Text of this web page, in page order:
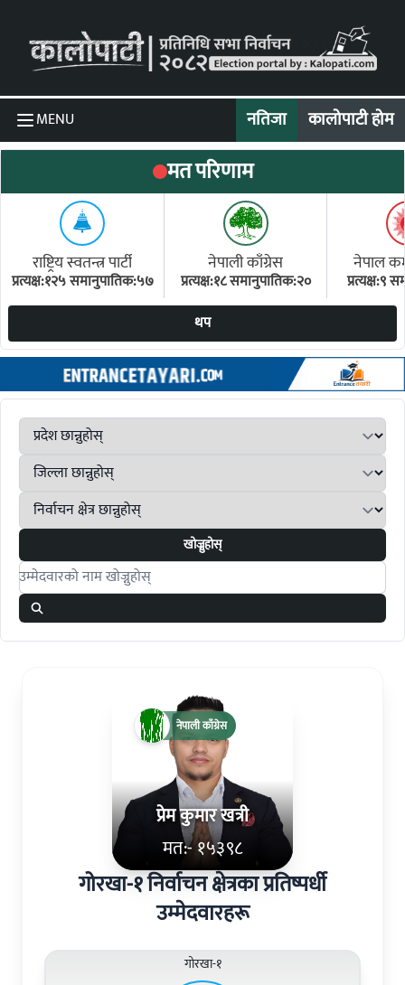
MENU नतिजा कालोपाटी होम
मत परिणाम
राष्ट्रिय स्वतन्त्र पार्टी
प्रत्यक्ष:१२५ समानुपातिक:५७
नेपाली काँग्रेस
प्रत्यक्ष:१८ समानुपातिक:२०
नेपाल
प्रत्यक्ष:९
थप
खोज्नुहोस्
Search candidates
प्रेम कुमार खत्री
मत:- १५३९८
नेपाली काँग्रेस
गोरखा-१ निर्वाचन क्षेत्रका प्रतिष्पर्धी
उम्मेदवारहरू
गोरखा-१